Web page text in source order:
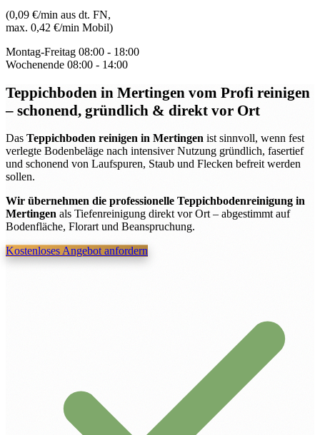
(0,09 €/min aus dt. FN,
max. 0,42 €/min Mobil)
Montag-Freitag 08:00 - 18:00
Wochenende 08:00 - 14:00
Teppichboden in Mertingen vom Profi reinigen
– schonend, gründlich & direkt vor Ort
Das Teppichboden reinigen in Mertingen ist sinnvoll, wenn fest
verlegte Bodenbeläge nach intensiver Nutzung gründlich, fasertief
und schonend von Laufspuren, Staub und Flecken befreit werden
sollen.
Wir übernehmen die professionelle Teppichbodenreinigung in
Mertingen als Tiefenreinigung direkt vor Ort – abgestimmt auf
Bodenfläche, Florart und Beanspruchung.
Kostenloses Angebot anfordern